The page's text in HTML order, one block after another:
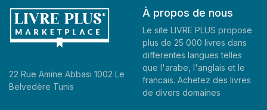
22 Rue Amine Abbasi 1002 Le
Belvedère Tunis
À propos de nous
Le site LIVRE PLUS propose
plus de 25 000 livres dans
differentes langues telles
que l'arabe, l'anglais et le
francais. Achetez des livres
de divers domaines